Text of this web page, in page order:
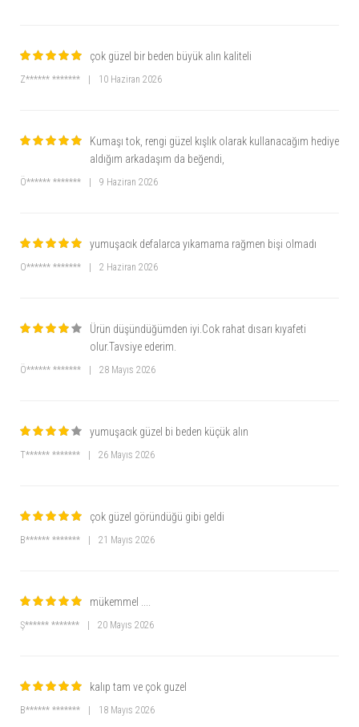
çok güzel bir beden büyük alın kaliteli
Z****** ******* 10 Haziran 2026
Kumaşı tok, rengi güzel kışlık olarak kullanacağım hediye
aldığım arkadaşım da beğendi,
Ö****** ******* 9 Haziran 2026
yumuşacık defalarca yıkamama rağmen bişi olmadı
O****** ******* 2 Haziran 2026
Ürün düşündüğümden iyi.Cok rahat dısarı kıyafeti
olur.Tavsiye ederim.
Ö****** ******* 28 Mayıs 2026
yumuşacık güzel bi beden küçük alın
T****** ******* 26 Mayıs 2026
çok güzel göründüğü gibi geldi
B****** ******* 21 Mayıs 2026
mükemmel ....
Ş****** ******* 20 Mayıs 2026
kalıp tam ve çok guzel
B****** ******* 18 Mayıs 2026